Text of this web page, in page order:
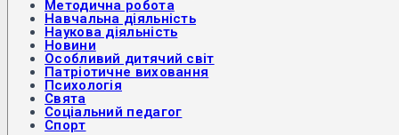
Методична робота
Навчальна діяльність
Наукова діяльність
Новини
Особливий дитячий світ
Патріотичне виховання
Психологія
Свята
Соціальний педагог
Спорт